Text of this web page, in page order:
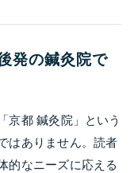
発の鍼灸院で
京都 鍼灸院」という
はありません。読者
的なニーズに応える